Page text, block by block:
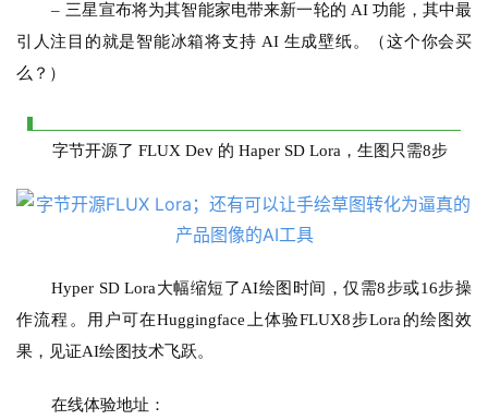
日
开
源
– 三星宣布将为其智能家电带来新一轮的 AI 功能，其中最
引人注目的就是智能冰箱将支持 AI 生成壁纸。（这个你会买
么？）
字节开源了 FLUX Dev 的 Haper SD Lora，生图只需8步
Hyper SD Lora大幅缩短了AI绘图时间，仅需8步或16步操
作流程。用户可在Huggingface上体验FLUX8步Lora的绘图效
果，见证AI绘图技术飞跃。
在线体验地址：